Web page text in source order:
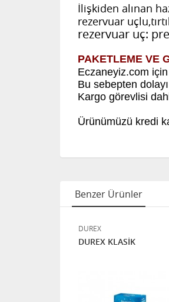
İlişkiden alınan
rezervuar
rezervuar uç:
PAKETLEME VE
Eczaneyiz.com için
Bu sebepten
Kargo görevlisi
Ürünümüzü kredi
Benzer Ürünler
DUREX
DUREX KLASİK